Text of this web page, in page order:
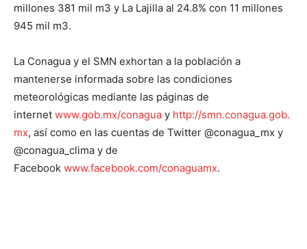
millones 381 mil m3 y La Lajilla al 24.8% con 11 millones
945 mil m3.
La Conagua y el SMN exhortan a la población a
mantenerse informada sobre las condiciones
meteorológicas mediante las páginas de
internet www.gob.mx/conagua y http://smn.conagua.gob.
mx, así como en las cuentas de Twitter @conagua_mx y
@conagua_clima y de
Facebook www.facebook.com/conaguamx.